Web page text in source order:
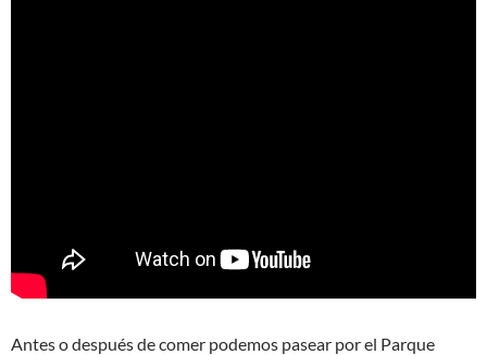
Antes o después de comer podemos pasear por el Parque